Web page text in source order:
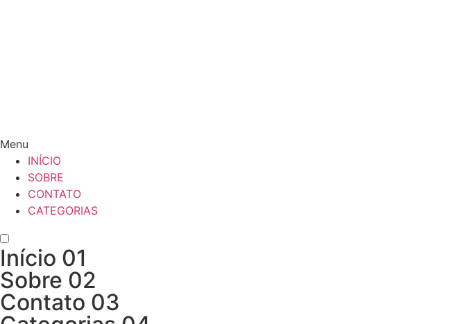
Menu
INÍCIO
SOBRE
CONTATO
CATEGORIAS
Início 01
Sobre 02
Contato 03